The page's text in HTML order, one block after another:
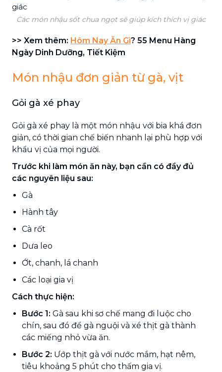
Các món nhậu sốt chua ngọt sẽ giúp kích thích vị giác
>> Xem thêm: Hôm Nay Ăn Gì? 55 Menu Hàng
Ngày Dinh Dưỡng, Tiết Kiệm
Món nhậu đơn giản từ gà, vịt
Gỏi gà xé phay
Gỏi gà xé phay là một món nhậu với bia khá đơn
giản, có thời gian chế biến nhanh lại phù hợp với
khẩu vị của mọi người.
Trước khi làm món ăn này, bạn cần có đầy đủ
các nguyên liệu sau:
Gà
Hành tây
Cà rốt
Dưa leo
Ớt, chanh, lá chanh
Các loại gia vị
Cách thực hiện:
Bước 1: Gà sau khi sơ chế mang đi luộc cho
chín, sau đó để gà nguội và xé thịt gà thành
các miếng nhỏ vừa ăn.
Bước 2: Ướp thịt gà với nước mắm, hạt nêm,
tiêu khoảng 5 phút cho thấm gia vị.